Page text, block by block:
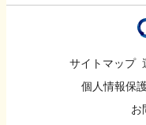
サイトマップ
個人情報保
お